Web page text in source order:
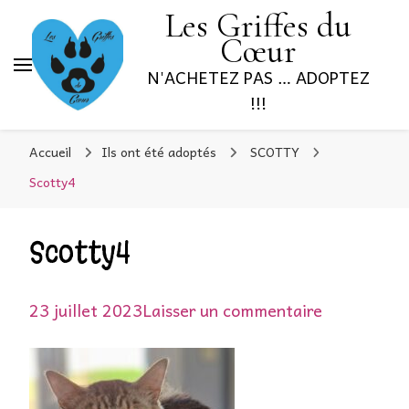
Les Griffes du
Cœur
N'ACHETEZ PAS … ADOPTEZ
!!!
Accueil Ils ont été adoptés
SCOTTY
Scotty4
Scotty4
23 juillet 2023Laisser un commentaire